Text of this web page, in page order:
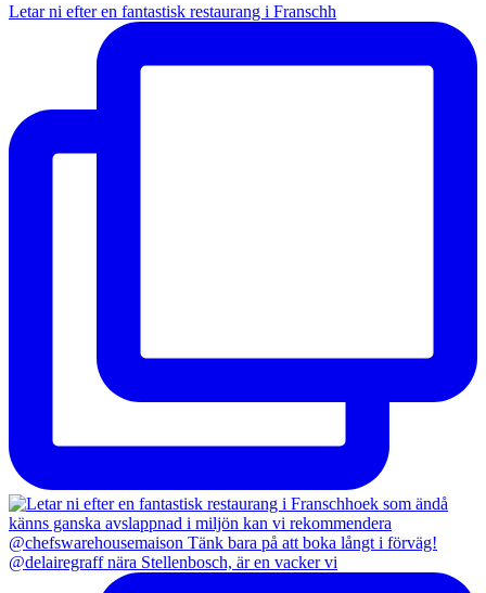
Letar ni efter en fantastisk restaurang i Franschh
@delairegraff nära Stellenbosch, är en vacker vi